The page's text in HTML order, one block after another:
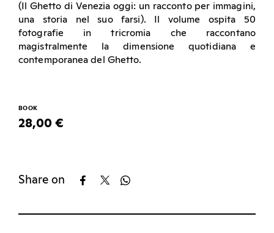
(Il Ghetto di Venezia oggi: un racconto per immagini,
una storia nel suo farsi). Il volume ospita 50
fotografie in tricromia che raccontano
magistralmente la dimensione quotidiana e
contemporanea del Ghetto.
BOOK
28,00 €
Share on